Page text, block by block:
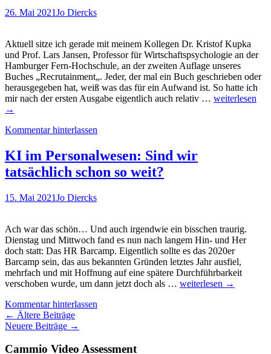
gleich
Assessment“…
26. Mai 2021Jo Diercks
Aktuell sitze ich gerade mit meinem Kollegen Dr. Kristof Kupka
und Prof. Lars Jansen, Professor für Wirtschaftspsychologie an der
Hamburger Fern-Hochschule, an der zweiten Auflage unseres
Buches „Recrutainment„. Jeder, der mal ein Buch geschrieben oder
herausgegeben hat, weiß was das für ein Aufwand ist. So hatte ich
mir nach der ersten Ausgabe eigentlich auch relativ … weiterlesen
→
Kommentar hinterlassen
KI im Personalwesen: Sind wir
tatsächlich schon so weit?
15. Mai 2021Jo Diercks
Ach war das schön… Und auch irgendwie ein bisschen traurig.
Dienstag und Mittwoch fand es nun nach langem Hin- und Her
doch statt: Das HR Barcamp. Eigentlich sollte es das 2020er
Barcamp sein, das aus bekannten Gründen letztes Jahr ausfiel,
mehrfach und mit Hoffnung auf eine spätere Durchführbarkeit
verschoben wurde, um dann jetzt doch als … KI
weiterlesen →
Kommentar hinterlassen
Beitragsnavigation
← Ältere Beiträge
Neuere Beiträge →
Cammio Video Assessment